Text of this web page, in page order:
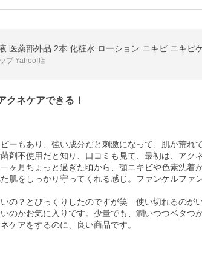
医薬部外品 2本 化粧水 ローション ニキビ ニキ
プ Yahoo!店
クネケアできる！
ーもあり、強い成分だと刺激になって、肌が荒れ
剤不使用だと知り、口コミも見て、最初は、アク
ヶ月ちょっと過ぎた頃から、顎ニキビや色素沈着
肌をしっかり守ってくれる感じ。ファンケルファ
の？とびっくりしたのですが笑　使い切れるのが
のかお気に入りです。少量でも、潤いつつベタつ
ケアをするのに、良い商品です。